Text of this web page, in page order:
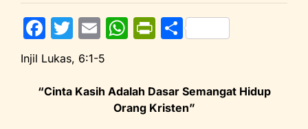
F
a
c
e
T
w
itt
er
E
m
ai
l
W
s
A
Pr
ri
e
S
e
Injil Lukas, 6:1-5
“Cinta Kasih Adalah Dasar Semangat Hidup
Orang Kristen”